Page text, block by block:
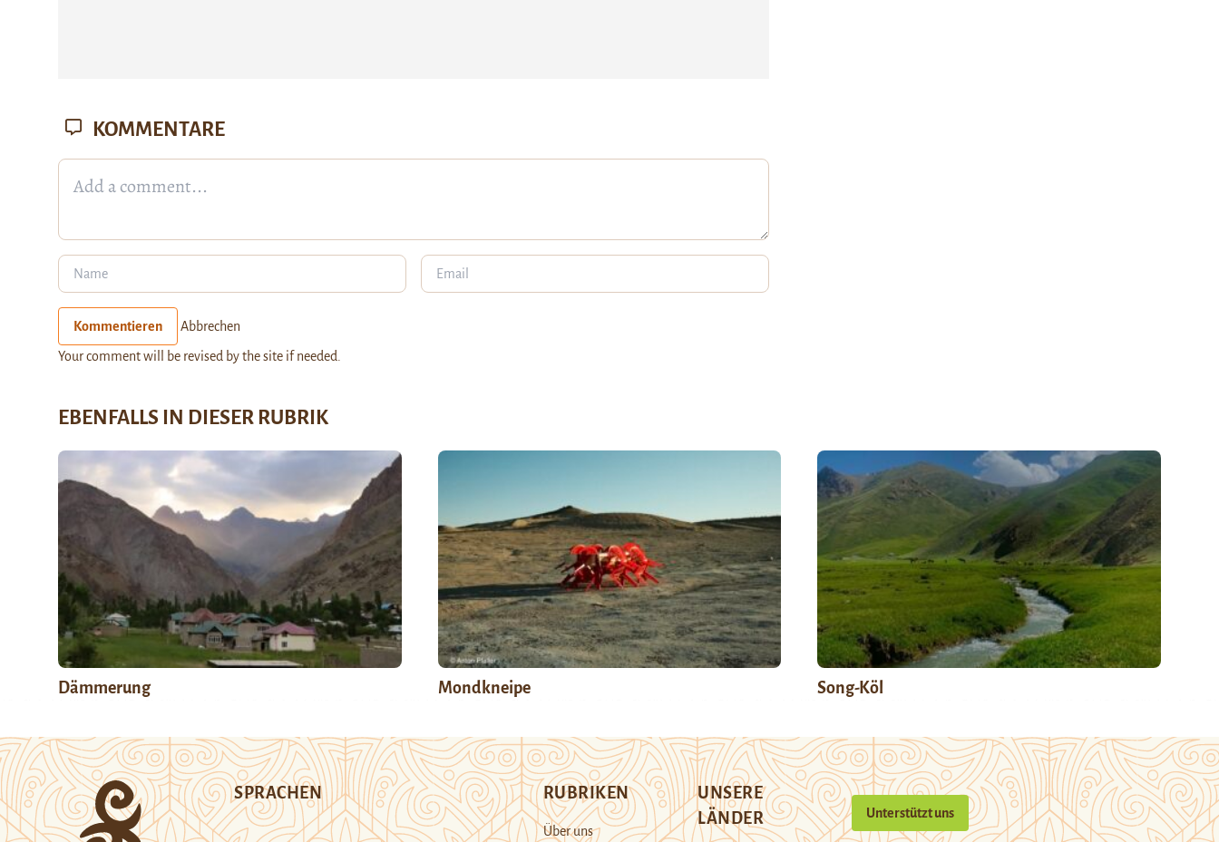
KOMMENTARE
Kommentieren Abbrechen
Your comment will be revised by the site if needed.
EBENFALLS IN DIESER RUBRIK
Dämmerung Mondkneipe Song-Köl
SPRACHEN RUBRIKEN
Über uns
UNSERE
LÄNDER
Unterstützt uns